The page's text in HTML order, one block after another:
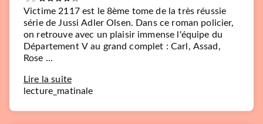
Victime 2117 est le 8ème tome de la très réussie
série de Jussi Adler Olsen. Dans ce roman policier,
on retrouve avec un plaisir immense l'équipe du
Département V au grand complet : Carl, Assad,
Rose ...
Lire la suite
lecture_matinale